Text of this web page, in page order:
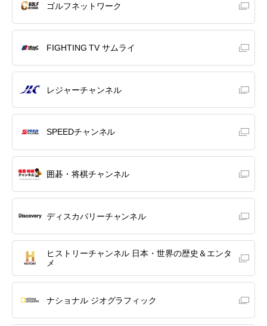
ゴルフネットワーク
FIGHTING TV サムライ
レジャーチャンネル
SPEEDチャンネル
囲碁・将棋チャンネル
ディスカバリーチャンネル
ヒストリーチャンネル 日本・世界の歴史＆エンタ
メ
ナショナル ジオグラフィック